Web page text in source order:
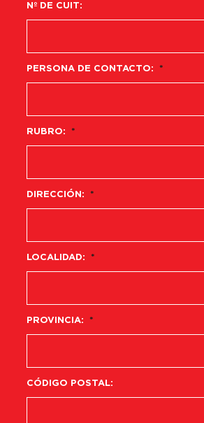
Nº DE CUIT:
PERSONA DE CONTACTO: *
RUBRO: *
DIRECCIÓN: *
LOCALIDAD: *
PROVINCIA: *
CÓDIGO POSTAL: